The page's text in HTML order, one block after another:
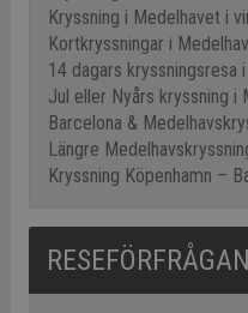
Kryssning i Medelhavet i
Kortkryssningar i
14 dagars kryssningsresa
Jul eller Nyårs kryssning i
Barcelona &
Längre
Kryssning Köpenhamn –
RESEFÖRFRÅGAN